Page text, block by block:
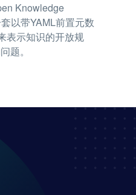
Knowledge
以带YAML前置元数
表示知识的开放规
题。